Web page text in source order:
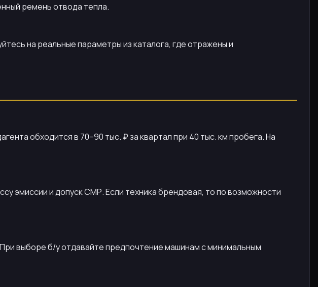
ремень отвода тепла.
на реальные параметры из каталога, где отражены и
обходится в 70–90 тыс. ₽ за квартал при 40 тыс. км пробега. На
эмиссии и допуск СМР. Если техника брендовая, то по возможности
выборе б/у отдавайте предпочтение машинам с минимальным